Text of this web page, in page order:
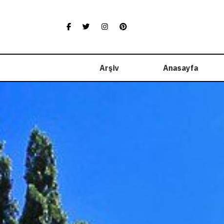
Arşiv Anasayfa